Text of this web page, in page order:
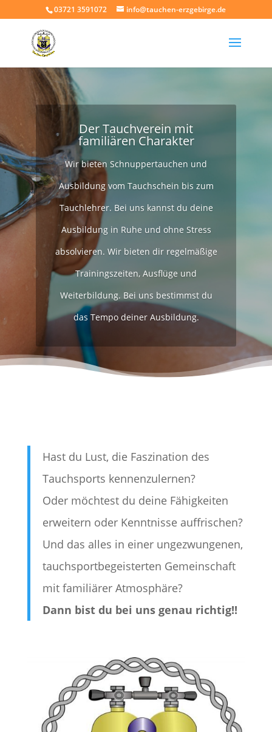
03721 3591072 info@tauchen-erzgebirge.de
Der Tauchverein mit
familiären Charakter
Wir bieten Schnuppertauchen und
Ausbildung vom Tauchschein bis zum
Tauchlehrer. Bei uns kannst du deine
Ausbildung in Ruhe und ohne Stress
absolvieren. Wir bieten dir regelmäßige
Trainingszeiten, Ausflüge und
Weiterbildung. Bei uns bestimmst du
das Tempo deiner Ausbildung.
Hast du Lust, die Faszination des
Tauchsports kennenzulernen?
Oder möchtest du deine Fähigkeiten
erweitern oder Kenntnisse auffrischen?
Und das alles in einer ungezwungenen,
tauchsportbegeisterten Gemeinschaft
mit familiärer Atmosphäre?
Dann bist du bei uns genau richtig!!